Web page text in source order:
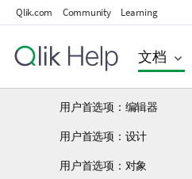
Qlik.com Community Learning
文档
菜单命令
用户首选项：一般
用户首选项：编辑器
用户首选项：设计
用户首选项：对象